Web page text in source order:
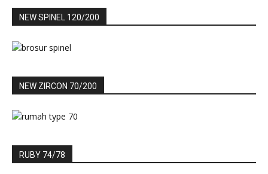
NEW SPINEL 120/200
NEW ZIRCON 70/200
RUBY 74/78